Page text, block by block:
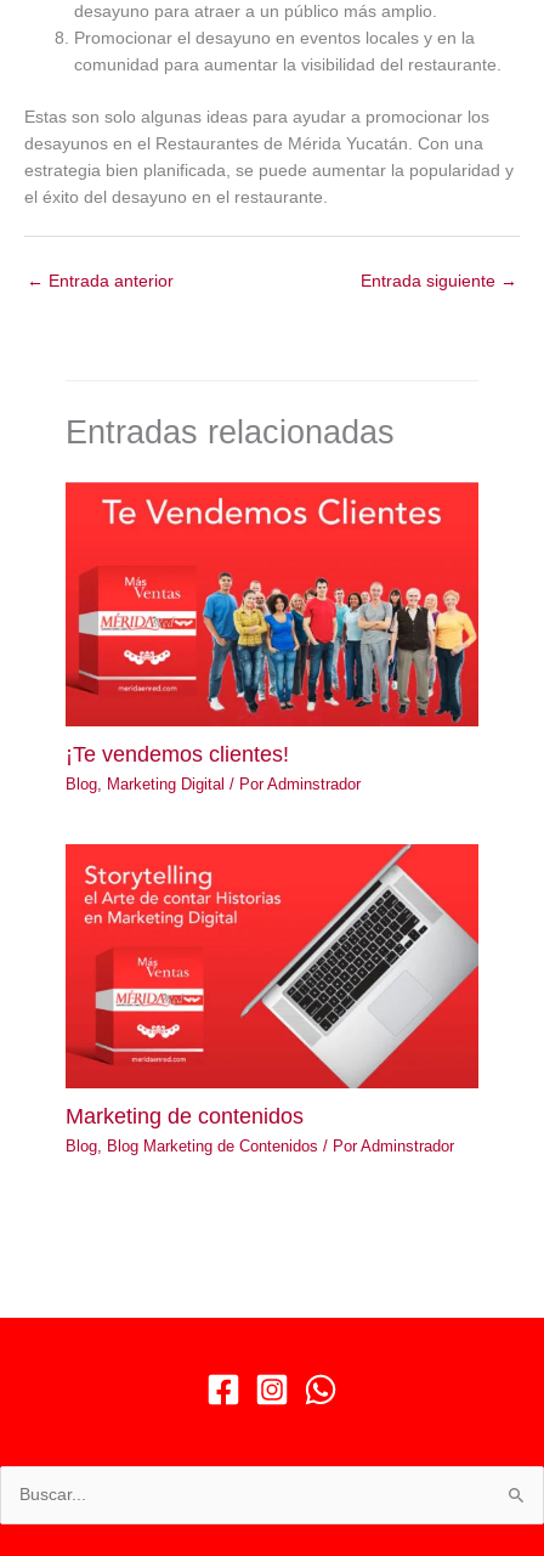
desayuno para atraer a un público más amplio.
Promocionar el desayuno en eventos locales y en la
comunidad para aumentar la visibilidad del restaurante.
Estas son solo algunas ideas para ayudar a promocionar los
desayunos en el Restaurantes de Mérida Yucatán. Con una
estrategia bien planificada, se puede aumentar la popularidad y
el éxito del desayuno en el restaurante.
← Entrada anterior Entrada siguiente →
Entradas relacionadas
¡Te vendemos clientes!
Blog, Marketing Digital / PorAdminstrador
Marketing de contenidos
Blog, Blog Marketing de Contenidos / PorAdminstrador
por: